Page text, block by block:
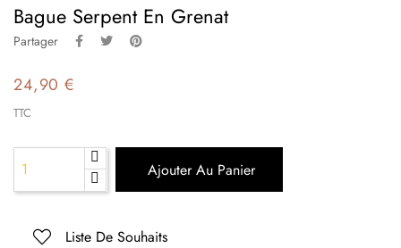
Bague Serpent En Grenat
Partager
24,90 €
TTC
Ajouter Au Panier
Liste De Souhaits